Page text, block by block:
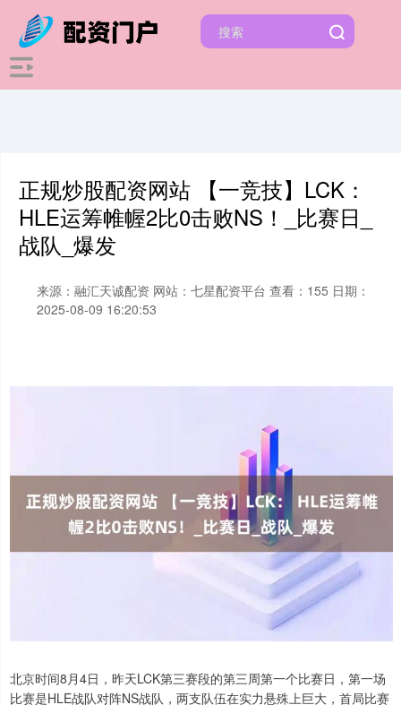
正规炒股配资网站 【一竞技】LCK：
HLE运筹帷幄2比0击败NS！_比赛日_
战队_爆发
来源：融汇天诚配资 网站：七星配资平台 查看：155 日期：
2025-08-09 16:20:53
北京时间8月4日，昨天LCK第三赛段的第三周第一个比赛日，第一场
比赛是HLE战队对阵NS战队，两支队伍在实力悬殊上巨大，首局比赛